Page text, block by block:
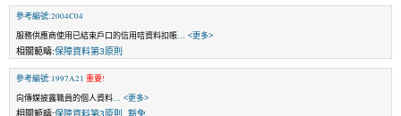
參考編號:2004C04
服務供應商使用已結束戶口的信用咭資料扣帳 ... <更多>
相關範疇:保障資料第3原則
參考編號:1997A21 重要!
向傳媒披露職員的個人資料 ... <更多>
相關範疇:保障資料第3原則 豁免